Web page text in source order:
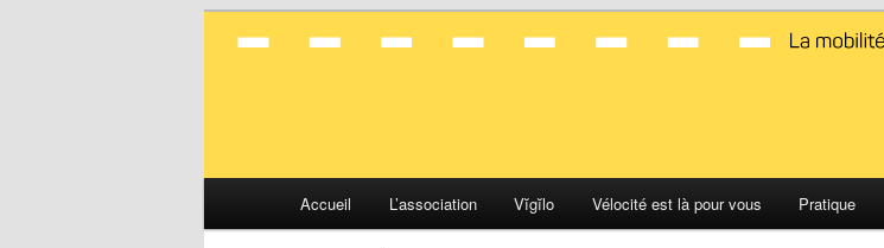
Aller
Aller
Accueil L’association Vĭgĭlo Vélocité est là pour vous Pratique